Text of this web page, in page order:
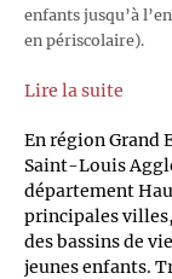
enfants jusqu’à
en périscolaire).
Lire la suite
En région Grand
Saint-Louis
département
principales villes,
des bassins de
jeunes enfants.